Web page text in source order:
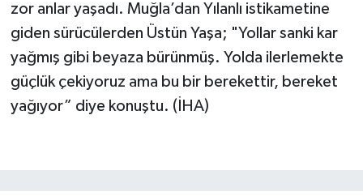
zor anlar yaşadı. Muğla’dan Yılanlı istikametine
giden sürücülerden Üstün Yaşa; "Yollar sanki kar
yağmış gibi beyaza bürünmüş. Yolda ilerlemekte
güçlük çekiyoruz ama bu bir berekettir, bereket
yağıyor” diye konuştu. (İHA)